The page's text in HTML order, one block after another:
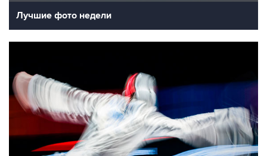
Лучшие фото недели